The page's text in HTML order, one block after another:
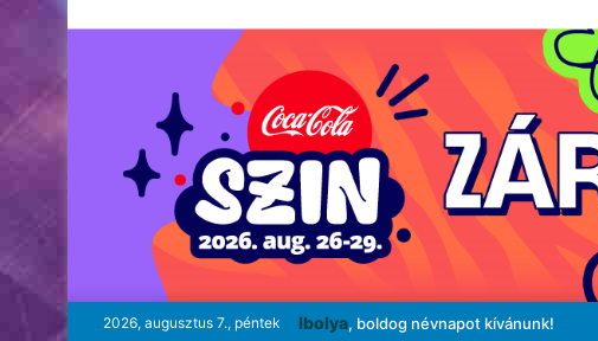
2026, augusztus 7., péntek Ibolya, boldog névnapot kívánunk!